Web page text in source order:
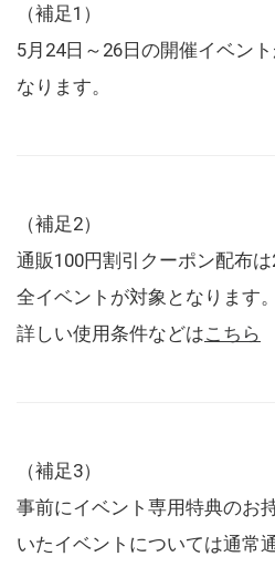
（補足1）
5月24日～26日の開催イベン
なります。
（補足2）
通販100円割引クーポン配布
全イベントが対象となります。
詳しい使用条件などはこちら
（補足3）
事前にイベント専用特典のお
いたイベントについては通常